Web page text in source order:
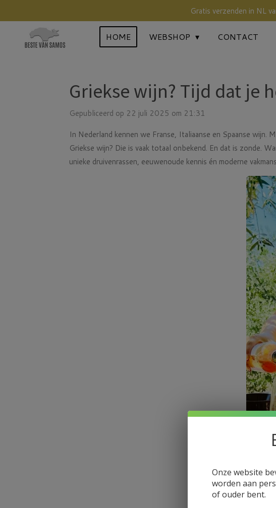
Gratis verzenden in NL
HOME WEBSHOP CONTACT
Griekse wijn? Tijd dat je
Gepubliceerd op 22 juli 2025 om 21:31
In Nederland kennen we Franse, Italiaanse en Spaanse
Griekse wijn? Die is vaak totaal onbekend. En dat is zonde.
unieke druivenrassen, eeuwenoude kennis én moderne
Onze website
worden aan
of ouder bent.